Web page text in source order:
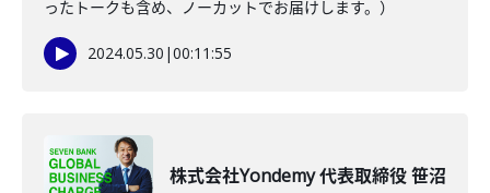
ったトークも含め、ノーカットでお届けします。）
2024.05.30 |00:11:55
株式会社Yondemy 代表取締役 笹沼